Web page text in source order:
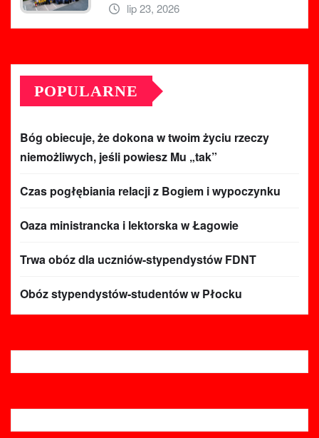
lip 23, 2026
POPULARNE
Bóg obiecuje, że dokona w twoim życiu rzeczy
niemożliwych, jeśli powiesz Mu „tak”
Czas pogłębiania relacji z Bogiem i wypoczynku
Oaza ministrancka i lektorska w Łagowie
Trwa obóz dla uczniów-stypendystów FDNT
Obóz stypendystów-studentów w Płocku